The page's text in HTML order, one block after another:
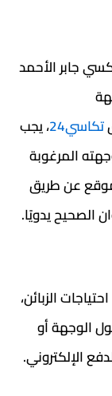
تكاسي24
، يجب
المرغوبة
عن طريق
الصحيح يدويًا.
احتياجات الزبائن،
الوجهة أو
الإلكتروني.